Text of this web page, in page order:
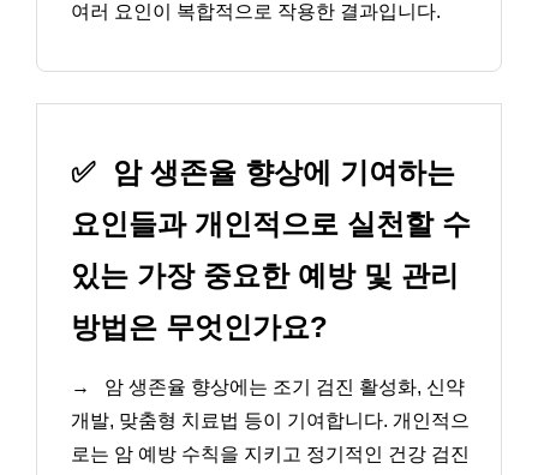
여러 요인이 복합적으로 작용한 결과입니다.
✅
암 생존율 향상에 기여하는
요인들과 개인적으로 실천할 수
있는 가장 중요한 예방 및 관리
방법은 무엇인가요?
→
암 생존율 향상에는 조기 검진 활성화, 신약
개발, 맞춤형 치료법 등이 기여합니다. 개인적으
로는 암 예방 수칙을 지키고 정기적인 건강 검진